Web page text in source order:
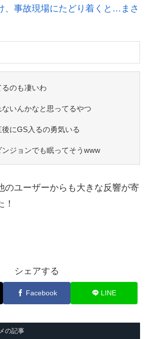
、事故現場にたどり着くと…まさ
のも凄いわ
いんかなと思ってるやつ
にGS入るの勇気いる
ジョンでも眠ってそうwww
のユーザーからも大きな反響が寄
シェアする
Facebook LINE
の記事